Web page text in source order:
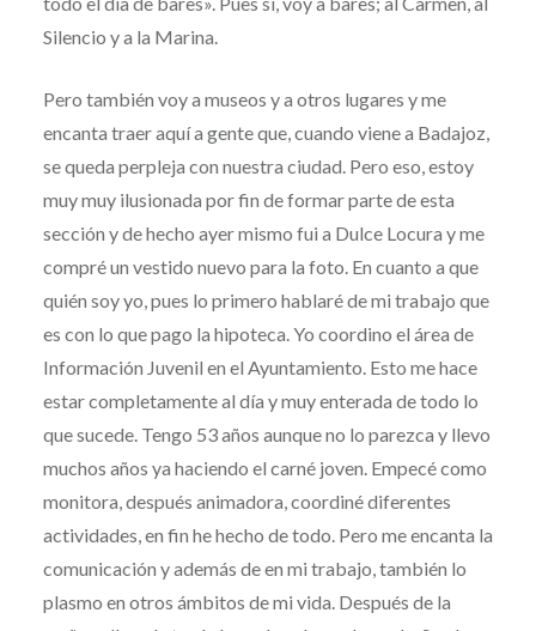
Silencio y a la Marina.
Pero también voy a museos y a otros lugares y me
encanta traer aquí a gente que, cuando viene a Badajoz,
se queda perpleja con nuestra ciudad. Pero eso, estoy
muy muy ilusionada por fin de formar parte de esta
sección y de hecho ayer mismo fui a Dulce Locura y me
compré un vestido nuevo para la foto. En cuanto a que
quién soy yo, pues lo primero hablaré de mi trabajo que
es con lo que pago la hipoteca. Yo coordino el área de
Información Juvenil en el Ayuntamiento. Esto me hace
estar completamente al día y muy enterada de todo lo
que sucede. Tengo 53 años aunque no lo parezca y llevo
muchos años ya haciendo el carné joven. Empecé como
monitora, después animadora, coordiné diferentes
actividades, en fin he hecho de todo. Pero me encanta la
comunicación y además de en mi trabajo, también lo
plasmo en otros ámbitos de mi vida. Después de la